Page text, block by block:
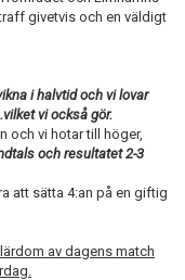
givetvis och en väldigt
i halvtid och vi lovar
vi också gör.
och vi hotar till höger,
och resultatet 2-3
att sätta 4:an på en giftig
av dagens match